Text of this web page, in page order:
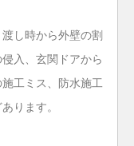
し時から外壁の割
入、玄関ドアから
工ミス、防水施工
ります。